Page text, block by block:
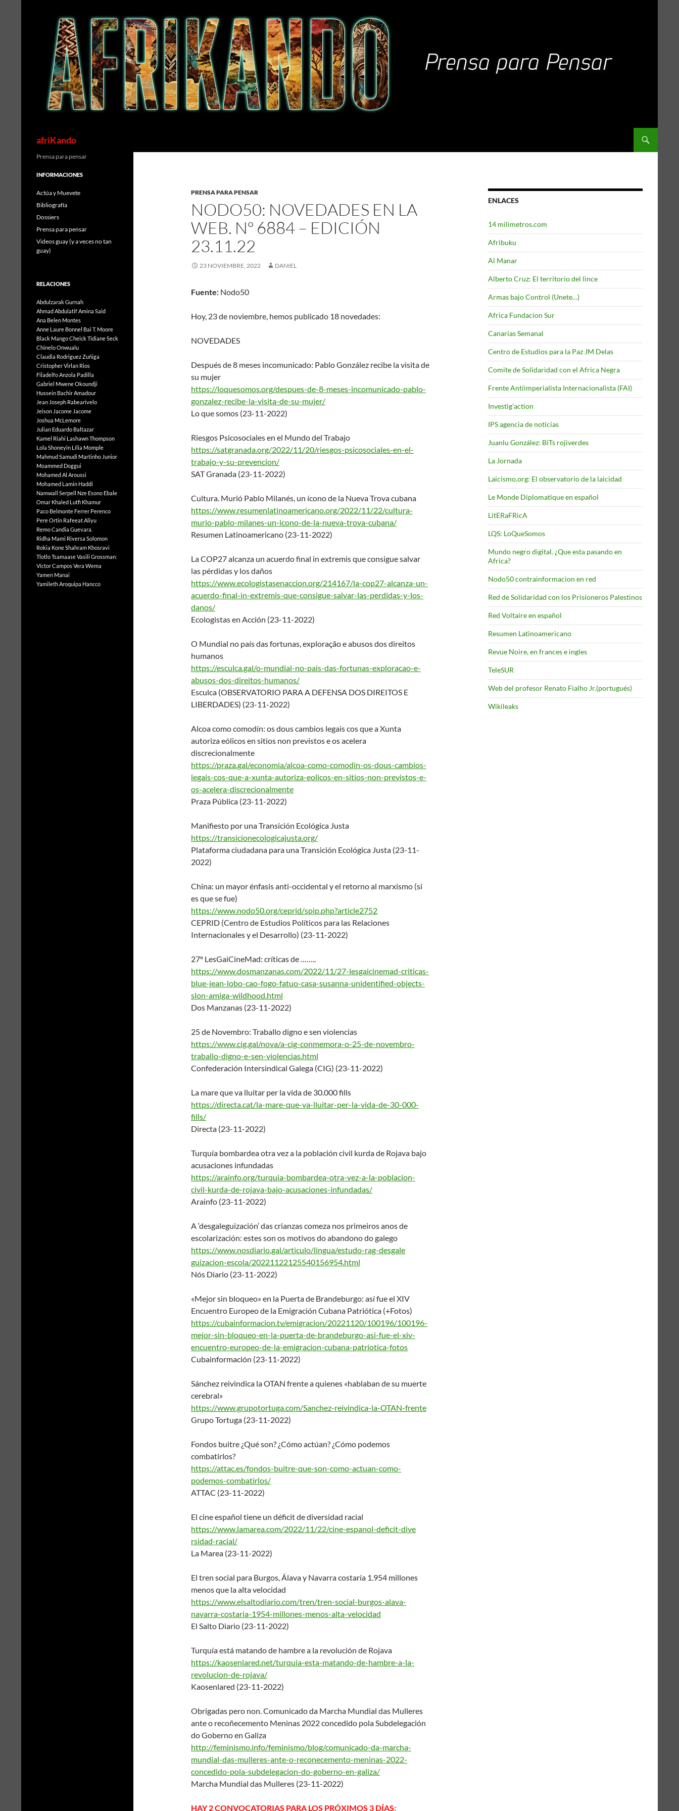
afriKando
PRENSA PARA PENSAR
NODO50: NOVEDADES EN LA
WEB. Nº 6884 – EDICIÓN
23.11.22
23 NOVIEMBRE, 2022 DANIEL
Fuente: Nodo50
Hoy, 23 de noviembre, hemos publicado 18 novedades:
NOVEDADES
Después de 8 meses incomunicado: Pablo González recibe la visita de
su mujer
https://loquesomos.org/despues-de-8-meses-incomunicado-pablo-
gonzalez-recibe-la-visita-de-su-mujer/
Lo que somos (23-11-2022)
Riesgos Psicosociales en el Mundo del Trabajo
https://satgranada.org/2022/11/20/riesgos-psicosociales-en-el-
trabajo-y-su-prevencion/
SAT Granada (23-11-2022)
Cultura. Murió Pablo Milanés, un ícono de la Nueva Trova cubana
https://www.resumenlatinoamericano.org/2022/11/22/cultura-
murio-pablo-milanes-un-icono-de-la-nueva-trova-cubana/
Resumen Latinoamericano (23-11-2022)
La COP27 alcanza un acuerdo final in extremis que consigue salvar
las pérdidas y los daños
https://www.ecologistasenaccion.org/214167/la-cop27-alcanza-un-
acuerdo-final-in-extremis-que-consigue-salvar-las-perdidas-y-los-
danos/
Ecologistas en Acción (23-11-2022)
O Mundial no país das fortunas, exploração e abusos dos direitos
humanos
https://esculca.gal/o-mundial-no-pais-das-fortunas-exploracao-e-
abusos-dos-direitos-humanos/
Esculca (OBSERVATORIO PARA A DEFENSA DOS DIREITOS E
LIBERDADES) (23-11-2022)
Alcoa como comodín: os dous cambios legais cos que a Xunta
autoriza eólicos en sitios non previstos e os acelera
discrecionalmente
https://praza.gal/economia/alcoa-como-comodin-os-dous-cambios-
legais-cos-que-a-xunta-autoriza-eolicos-en-sitios-non-previstos-e-
os-acelera-discrecionalmente
Praza Pública (23-11-2022)
Manifiesto por una Transición Ecológica Justa
https://transicionecologicajusta.org/
Plataforma ciudadana para una Transición Ecológica Justa (23-11-
2022)
China: un mayor énfasis anti-occidental y el retorno al marxismo (si
es que se fue)
https://www.nodo50.org/ceprid/spip.php?article2752
CEPRID (Centro de Estudios Polí­ticos para las Relaciones
Internacionales y el Desarrollo) (23-11-2022)
27º LesGaiCineMad: críticas de ……..
https://www.dosmanzanas.com/2022/11/27-lesgaicinemad-criticas-
blue-jean-lobo-cao-fogo-fatuo-casa-susanna-unidentified-objects-
slon-amiga-wildhood.html
Dos Manzanas (23-11-2022)
25 de Novembro: Traballo digno e sen violencias
https://www.cig.gal/nova/a-cig-conmemora-o-25-de-novembro-
traballo-digno-e-sen-violencias.html
Confederación Intersindical Galega (CIG) (23-11-2022)
La mare que va lluitar per la vida de 30.000 fills
https://directa.cat/la-mare-que-va-lluitar-per-la-vida-de-30-000-
fills/
Directa (23-11-2022)
Turquía bombardea otra vez a la población civil kurda de Rojava bajo
acusaciones infundadas
https://arainfo.org/turquia-bombardea-otra-vez-a-la-poblacion-
civil-kurda-de-rojava-bajo-acusaciones-infundadas/
Arainfo (23-11-2022)
A ‘desgaleguización’ das crianzas comeza nos primeiros anos de
escolarización: estes son os motivos do abandono do galego
https://www.nosdiario.gal/articulo/lingua/estudo-rag-desgale
guizacion-escola/20221122125540156954.html
Nós Diario (23-11-2022)
«Mejor sin bloqueo» en la Puerta de Brandeburgo: así fue el XIV
Encuentro Europeo de la Emigración Cubana Patriótica (+Fotos)
https://cubainformacion.tv/emigracion/20221120/100196/100196-
mejor-sin-bloqueo-en-la-puerta-de-brandeburgo-asi-fue-el-xiv-
encuentro-europeo-de-la-emigracion-cubana-patriotica-fotos
Cubainformación (23-11-2022)
Sánchez reivindica la OTAN frente a quienes «hablaban de su muerte
cerebral»
https://www.grupotortuga.com/Sanchez-reivindica-la-OTAN-frente
Grupo Tortuga (23-11-2022)
Fondos buitre ¿Qué son? ¿Cómo actúan? ¿Cómo podemos
combatirlos?
https://attac.es/fondos-buitre-que-son-como-actuan-como-
podemos-combatirlos/
ATTAC (23-11-2022)
El cine español tiene un déficit de diversidad racial
https://www.lamarea.com/2022/11/22/cine-espanol-deficit-dive
rsidad-racial/
La Marea (23-11-2022)
El tren social para Burgos, Álava y Navarra costaría 1.954 millones
menos que la alta velocidad
https://www.elsaltodiario.com/tren/tren-social-burgos-alava-
navarra-costaria-1954-millones-menos-alta-velocidad
El Salto Diario (23-11-2022)
Turquía está matando de hambre a la revolución de Rojava
https://kaosenlared.net/turquia-esta-matando-de-hambre-a-la-
revolucion-de-rojava/
Kaosenlared (23-11-2022)
Obrigadas pero non. Comunicado da Marcha Mundial das Mulleres
ante o recoñecemento Meninas 2022 concedido pola Subdelegación
do Goberno en Galiza
http://feminismo.info/feminismo/blog/comunicado-da-marcha-
mundial-das-mulleres-ante-o-reconecemento-meninas-2022-
concedido-pola-subdelegacion-do-goberno-en-galiza/
Marcha Mundial das Mulleres (23-11-2022)
HAY 2 CONVOCATORIAS PARA LOS PRÓXIMOS 3 DÍAS:
ENLACES
14 milimetros.com
Afribuku
Al Manar
Alberto Cruz: El territorio del lince
Armas bajo Control (Unete…)
Africa Fundacion Sur
Canarias Semanal
Centro de Estudios para la Paz JM Delas
Comite de Solidaridad con el Africa Negra
Frente Antiimperialista Internacionalista (FAI)
Investig'action
IPS agencia de noticias
Juanlu González: BiTs rojiverdes
La Jornada
Laicismo.org: El observatorio de la laicidad
Le Monde Diplomatique en español
LitERaFRicA
LQS: LoQueSomos
Mundo negro digital. ¿Que esta pasando en
Africa?
Nodo50 contrainformacion en red
Red de Solidaridad con los Prisioneros Palestinos
Red Voltaire en español
Resumen Latinoamericano
Revue Noire, en frances e ingles
TeleSUR
Web del profesor Renato Fialho Jr.(portugués)
Wikileaks
Prensa para pensar
INFORMACIONES
Actúa y Muevete
Bibliografía
Dossiers
Prensa para pensar
Videos guay (y a veces no tan
guay)
RELACIONES
Abdulzarak Gurnah
Ahmad AbdulatifAmina Said
Ana Belen Montes
Anne Laure Bonnel Bai T. Moore
Black MangoCheick Tidiane Seck
Chinelo Onwualu
Claudia Rodriguez Zuñiga
Cristopher Virlan Rios
Filadelfo Anzola Padilla
Gabriel Mwene Okoundji
Hussein Bachir Amadour
Jean Joseph Rabearivelo
Jeison Jacome Jacome
Joshua McLemore
Julian Eduardo Baltazar
Kamel Riahi Lashawn Thompson
Lola Shoneyin Lília Momple
Mahmud Samudi Martinho Junior
Moammed Doggui
Mohamed Al Aroussi
Mohamed Lamin Haddi
Namwall Serpell Nze Esono Ebale
Omar Khaled Lutfi Khamur
Paco Belmonte Ferrer Perenco
Pere Ortin Rafeeat Aliyu
Remo Candia Guevara.
Ridha Mami Riversa Solomon
Rokia KoneShahram Khosravi
Tlotlo TsamaaseVasili Grossman:
Víctor Campos Vera Wema
Yamen Manai
Yamileth Aroquipa Hancco